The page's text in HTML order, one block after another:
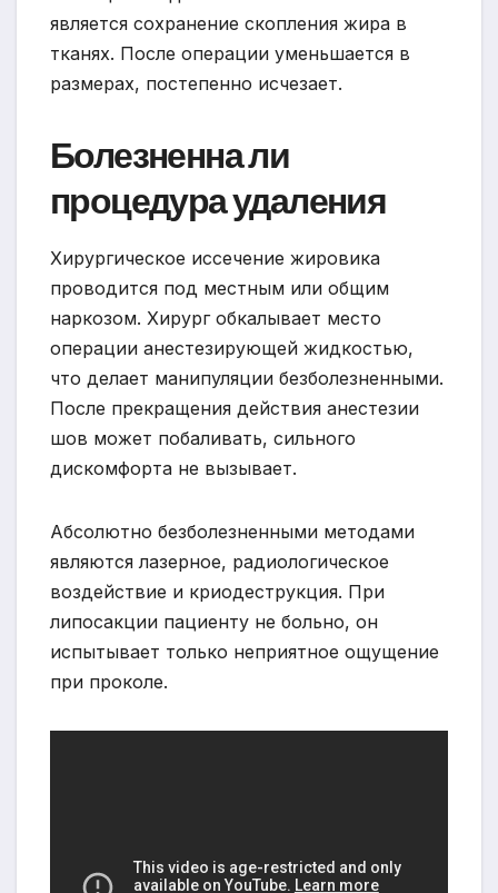
является сохранение скопления жира в
тканях. После операции уменьшается в
размерах, постепенно исчезает.
Болезненна ли
процедура удаления
Хирургическое иссечение жировика
проводится под местным или общим
наркозом. Хирург обкалывает место
операции анестезирующей жидкостью,
что делает манипуляции безболезненными.
После прекращения действия анестезии
шов может побаливать, сильного
дискомфорта не вызывает.
Абсолютно безболезненными методами
являются лазерное, радиологическое
воздействие и криодеструкция. При
липосакции пациенту не больно, он
испытывает только неприятное ощущение
при проколе.